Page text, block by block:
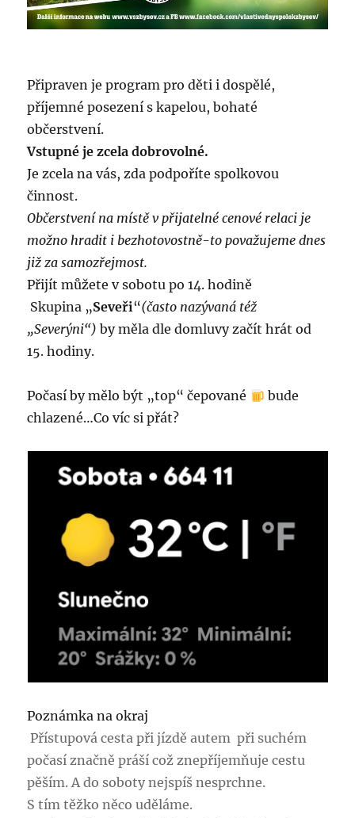
Připraven je program pro děti i dospělé,
příjemné posezení s kapelou, bohaté
občerstvení.
Vstupné je zcela dobrovolné.
Je zcela na vás, zda podpoříte spolkovou
činnost.
Občerstvení na místě v přijatelné cenové relaci je
možno hradit i bezhotovostně-to považujeme dnes
již za samozřejmost.
Přijít můžete v sobotu po 14. hodině
Skupina „Seveři“(často nazývaná též
„Severýni“)by měla dle domluvy začít hrát od
15. hodiny.
Počasí by mělo být „top“ čepované
bude
chlazené…Co víc si přát?
Poznámka na okraj
Přístupová cesta při jízdě autem při suchém
počasí značně práší což znepříjemňuje cestu
pěším. A do soboty nejspíš nesprchne.
S tím těžko něco uděláme.